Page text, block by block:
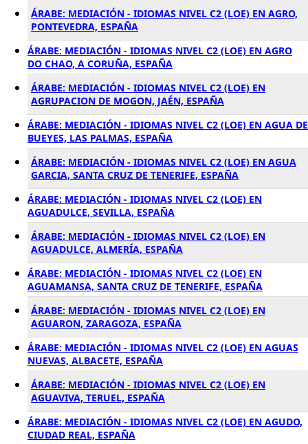
ÁRABE: MEDIACIÓN - IDIOMAS NIVEL C2 (LOE) EN AGRO,
PONTEVEDRA, ESPAÑA
ÁRABE: MEDIACIÓN - IDIOMAS NIVEL C2 (LOE) EN AGRO
DO CHAO, A CORUÑA, ESPAÑA
ÁRABE: MEDIACIÓN - IDIOMAS NIVEL C2 (LOE) EN
AGRUPACION DE MOGON, JAÉN, ESPAÑA
ÁRABE: MEDIACIÓN - IDIOMAS NIVEL C2 (LOE) EN AGUA DE
BUEYES, LAS PALMAS, ESPAÑA
ÁRABE: MEDIACIÓN - IDIOMAS NIVEL C2 (LOE) EN AGUA
GARCIA, SANTA CRUZ DE TENERIFE, ESPAÑA
ÁRABE: MEDIACIÓN - IDIOMAS NIVEL C2 (LOE) EN
AGUADULCE, SEVILLA, ESPAÑA
ÁRABE: MEDIACIÓN - IDIOMAS NIVEL C2 (LOE) EN
AGUADULCE, ALMERÍA, ESPAÑA
ÁRABE: MEDIACIÓN - IDIOMAS NIVEL C2 (LOE) EN
AGUAMANSA, SANTA CRUZ DE TENERIFE, ESPAÑA
ÁRABE: MEDIACIÓN - IDIOMAS NIVEL C2 (LOE) EN
AGUARON, ZARAGOZA, ESPAÑA
ÁRABE: MEDIACIÓN - IDIOMAS NIVEL C2 (LOE) EN AGUAS
NUEVAS, ALBACETE, ESPAÑA
ÁRABE: MEDIACIÓN - IDIOMAS NIVEL C2 (LOE) EN
AGUAVIVA, TERUEL, ESPAÑA
ÁRABE: MEDIACIÓN - IDIOMAS NIVEL C2 (LOE) EN AGUDO,
CIUDAD REAL, ESPAÑA